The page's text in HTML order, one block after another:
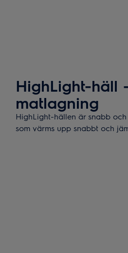
HighLight-häll
matlagning
HighLight-hällen är snabb
som värms upp snabbt och